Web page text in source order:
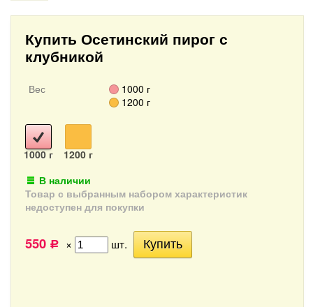
Купить Осетинский пирог с
клубникой
Вес
1000 г
1200 г
1000 г
1200 г
В наличии
Товар с выбранным набором характеристик
недоступен для покупки
550 Р × шт.